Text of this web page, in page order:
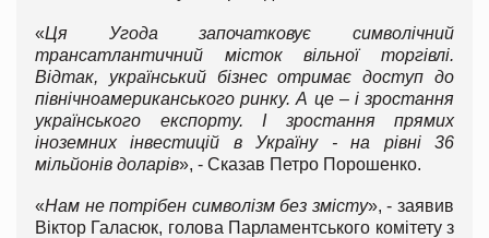
«Ця Угода започатковує символічний
трансатлантичний місток вільної торгівлі.
Відтак, український бізнес отримає доступ до
північноамериканського ринку. А це – і зростання
українського експорту. І зростання прямих
іноземних інвестицій в Україну - на рівні 36
мільйонів доларів», - Сказав Петро Порошенко.
«Нам не потрібен символізм без змісту», - заявив
Віктор Галасюк, голова Парламентського комітету з